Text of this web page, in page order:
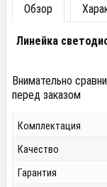
Обзор
Линейка
Внимательно
перед заказом
Комплектация
Качество
Гарантия